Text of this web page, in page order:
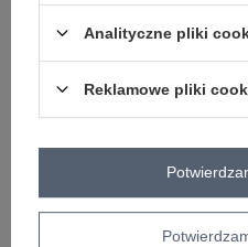
Masz pytanie? Chętnie
Zadzwoń+48 601 547 740
Hurt Ecru ażurowy sweter letni z
sposób prania: pranie ręczne
Analityczne pliki
Reklamowe pliki